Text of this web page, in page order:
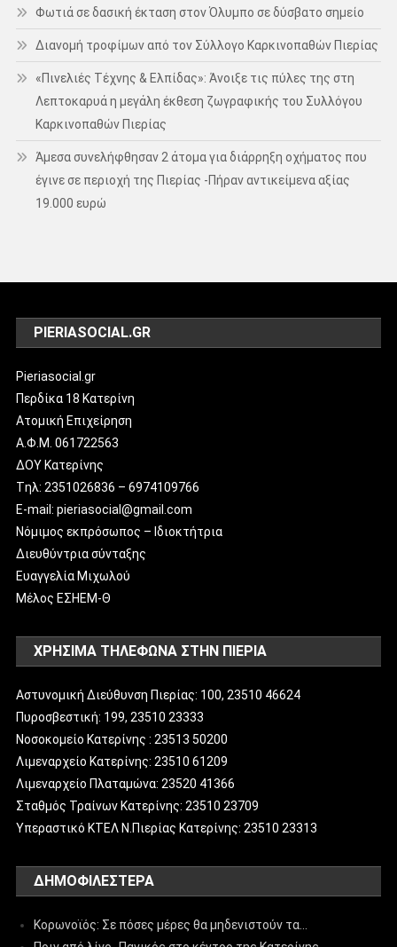
Φωτιά σε δασική έκταση στον Όλυμπο σε δύσβατο σημείο
Διανομή τροφίμων από τον Σύλλογο Καρκινοπαθών Πιερίας
«Πινελιές Τέχνης & Ελπίδας»: Άνοιξε τις πύλες της στη
Λεπτοκαρυά η μεγάλη έκθεση ζωγραφικής του Συλλόγου
Καρκινοπαθών Πιερίας
Άμεσα συνελήφθησαν 2 άτομα για διάρρηξη οχήματος που
έγινε σε περιοχή της Πιερίας -Πήραν αντικείμενα αξίας
19.000 ευρώ
PIERIASOCIAL.GR
Pieriasocial.gr
Περδίκα 18 Κατερίνη
Ατομική Επιχείρηση
Α.Φ.Μ. 061722563
ΔΟΥ Κατερίνης
Tηλ: 2351026836 – 6974109766
E-mail: pieriasocial@gmail.com
Νόμιμος εκπρόσωπος – Ιδιοκτήτρια
Διευθύντρια σύνταξης
Ευαγγελία Μιχωλού
Μέλος ΕΣΗΕΜ-Θ
ΧΡΗΣΙΜΑ ΤΗΛΕΦΩΝΑ ΣΤΗΝ ΠΙΕΡΙΑ
Αστυνομική Διεύθυνση Πιερίας: 100, 23510 46624
Πυροσβεστική: 199, 23510 23333
Νοσοκομείο Κατερίνης : 23513 50200
Λιμεναρχείο Κατερίνης: 23510 61209
Λιμεναρχείο Πλαταμώνα: 23520 41366
Σταθμός Τραίνων Κατερίνης: 23510 23709
Υπεραστικό ΚΤΕΛ Ν.Πιερίας Κατερίνης: 23510 23313
ΔΗΜΟΦΙΛΈΣΤΕΡΑ
Κορωνοϊός: Σε πόσες μέρες θα μηδενιστούν τα…